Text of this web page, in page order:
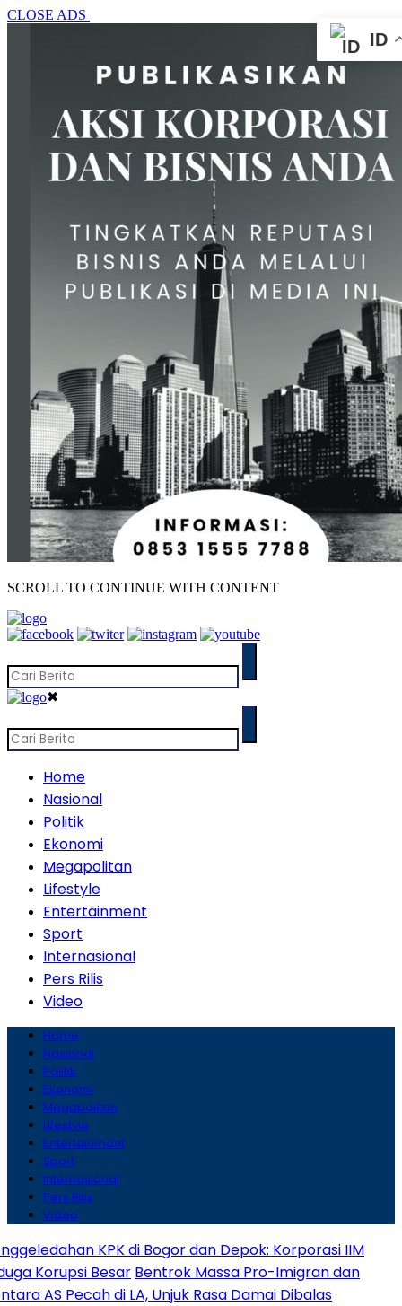
CLOSE ADS
SCROLL TO CONTINUE WITH CONTENT
✖
Home
Nasional
Politik
Ekonomi
Megapolitan
Lifestyle
Entertainment
Sport
Internasional
Pers Rilis
Video
Home
Nasional
Politik
Ekonomi
Megapolitan
Lifestyle
Entertainment
Sport
Internasional
Pers Rilis
Video
KPK di Bogor dan Depok: Korporasi IIM
Besar Bentrok Massa Pro-Imigran dan
Pecah di LA, Unjuk Rasa Damai Dibalas
ID